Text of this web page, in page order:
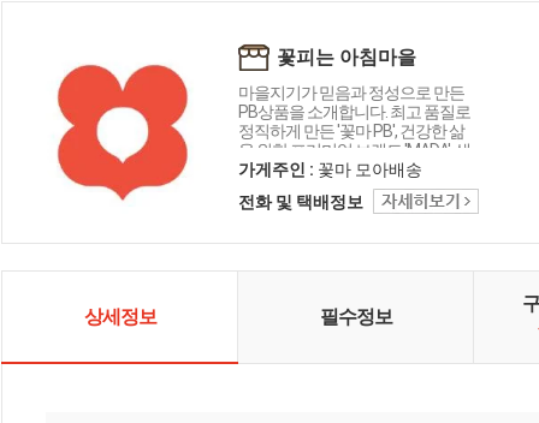
꽃피는 아침마을
마을지기가 믿음과 정성으로 만든
PB상품을 소개합니다. 최고 품질로
정직하게 만든 '꽃마 PB', 건강한 삶
을 위한 프리미엄 브랜드 'MADA', 생
활의 편리함을 높여주는 가성비 좋
은 리빙템 '일상편리', 내 얼굴을 돋보
이게 만드는 패션 브랜드 'OVU' 상품
워 드리길 기대합니다. 더불어, PB상
날 수 있습니다.
가게주인 : 꽃마 모아배송
전화 및 택배정보
상세정보 필수정보